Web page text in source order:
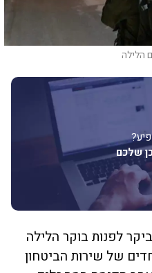
הלילה
שלכם
לפנות בוקר הלילה
של שירות הביטחון